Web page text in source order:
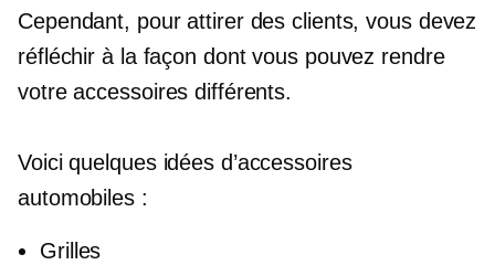
Cependant, pour attirer des clients, vous devez
réfléchir à la façon dont vous pouvez rendre
votre accessoires différents.
Voici quelques idées d’accessoires
automobiles :
Grilles